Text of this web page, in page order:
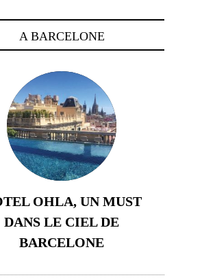
A BARCELONE
OHLA, UN MUST
DANS LE CIEL DE
BARCELONE